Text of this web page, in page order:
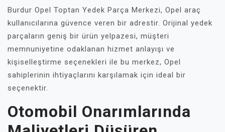
Burdur Opel Toptan Yedek Parça Merkezi, Opel araç
kullanıcılarına güvence veren bir adrestir. Orijinal yedek
parçaların geniş bir ürün yelpazesi, müşteri
memnuniyetine odaklanan hizmet anlayışı ve
kişiselleştirme seçenekleri ile bu merkez, Opel
sahiplerinin ihtiyaçlarını karşılamak için ideal bir
seçenektir.
Otomobil Onarımlarında